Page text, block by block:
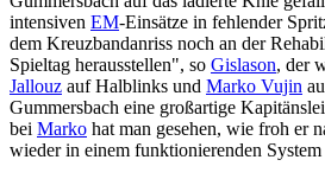
intensiven EM-Einsätze in fehlender
dem Kreuzbandanriss noch an der
Spieltag herausstellen", so Gislason, der
Jallouz auf Halblinks und Marko Vujin
Gummersbach eine großartige
bei Marko hat man gesehen, wie froh er
wieder in einem funktionierenden